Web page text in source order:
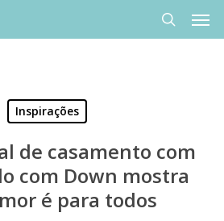
search
Inspirações
de casamento com
com Down mostra
é para todos